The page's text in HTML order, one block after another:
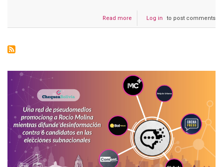
Read more
Es
Romero
acusó
a
Evo,
Quintana
Aguilera
de
la
"masacre"
del
Log in to post comments